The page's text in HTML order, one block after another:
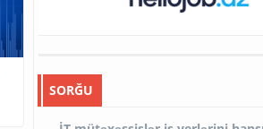
SORĞU